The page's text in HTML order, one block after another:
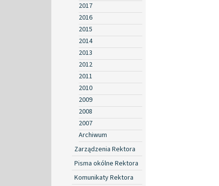
2017
2016
2015
2014
2013
2012
2011
2010
2009
2008
2007
Archiwum
Zarządzenia Rektora
Pisma okólne Rektora
Komunikaty Rektora